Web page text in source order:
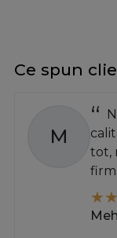
Ce spun
M
tot,